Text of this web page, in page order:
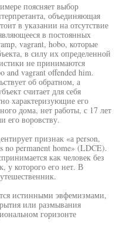
поясняет выбор
объединяющая
в указании на отсутствие
в постоянных
vagrant, hobo, которые
в силу их определенной
не принимаются
and vagrant offended him.
об обратном, а
считает для себя
характеризующие его
дома, нет работы, с 17 лет
его воровству.
признак «а person,
no permanent home» (LDCE).
как человек без
у которого его нет. В
истинными эвфемизмами,
или размывания
горизонте